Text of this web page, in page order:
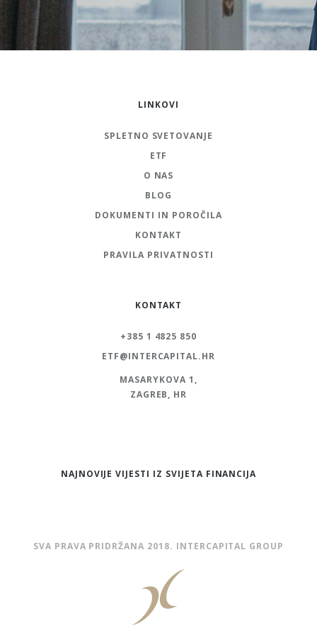
LINKOVI
SPLETNO SVETOVANJE
ETF
O NAS
BLOG
DOKUMENTI IN POROČILA
KONTAKT
PRAVILA PRIVATNOSTI
KONTAKT
+385 1 4825 850
ETF@INTERCAPITAL.HR
MASARYKOVA 1,
ZAGREB, HR
NAJNOVIJE VIJESTI IZ SVIJETA FINANCIJA
SVA PRAVA PRIDRŽANA 2018. INTERCAPITAL GROUP